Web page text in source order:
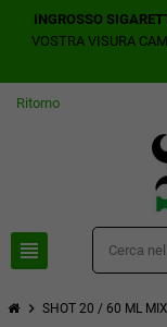
INGROSSO
VOSTRA VISURA
Ritorno
view_headline
chevron_right SHOT 20 / 60 ML MIX